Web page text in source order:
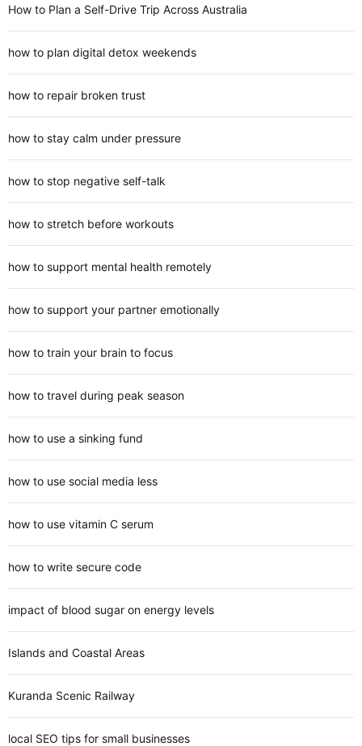
How to Plan a Self-Drive Trip Across Australia
how to plan digital detox weekends
how to repair broken trust
how to stay calm under pressure
how to stop negative self-talk
how to stretch before workouts
how to support mental health remotely
how to support your partner emotionally
how to train your brain to focus
how to travel during peak season
how to use a sinking fund
how to use social media less
how to use vitamin C serum
how to write secure code
impact of blood sugar on energy levels
Islands and Coastal Areas
Kuranda Scenic Railway
local SEO tips for small businesses